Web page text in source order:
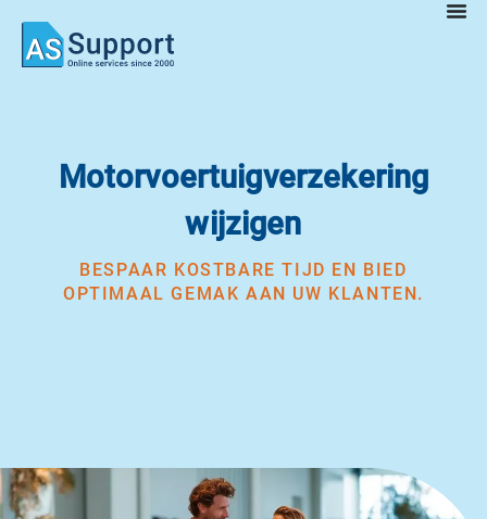
Motorvoertuigverzekering
wijzigen
BESPAAR KOSTBARE TIJD EN BIED
OPTIMAAL GEMAK AAN UW KLANTEN.